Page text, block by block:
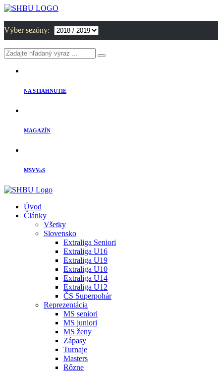
Výber sezóny:
NA STIAHNUTIE
MAGAZÍN
MSVVaS
Úvod
Články
Všetky
Slovensko
Extraliga Seniori
Extraliga U16
Extraliga U19
Extraliga U10
Extraliga U14
Extraliga U12
ČS Superpohár
Reprezentácia
MS seniori
MS juniori
MS ženy
Zápasy
Turnaje
Masters
Rôzne